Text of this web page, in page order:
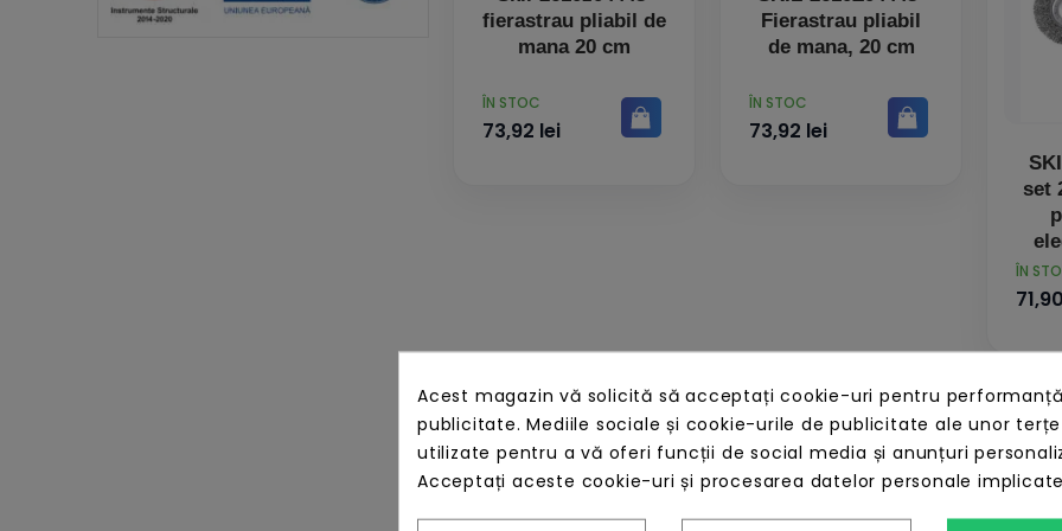
fierastrau pliabil de
mana 20 cm
PRET
ÎN STOC
73,92 lei
Fierastrau pliabil
de mana, 20 cm
PRET
ÎN STOC
73,92 lei
set
PRET
ÎN
Bobina fir 1.6mm
pentru coasele Skil
Acest magazin vă solicită să acceptați cookie-uri pentru
publicitate. Mediile sociale și cookie-urile de publicitate ale unor
utilizate pentru a vă oferi funcții de social media și anunțuri
Acceptați aceste cookie-uri și procesarea datelor personale